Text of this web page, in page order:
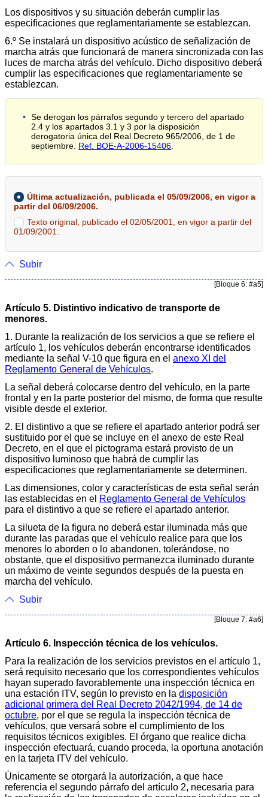
Los dispositivos y su situación deberán cumplir las
especificaciones que reglamentariamente se establezcan.
6.º Se instalará un dispositivo acústico de señalización de
marcha atrás que funcionará de manera sincronizada con las
luces de marcha atrás del vehículo. Dicho dispositivo deberá
cumplir las especificaciones que reglamentariamente se
establezcan.
Se derogan los párrafos segundo y tercero del apartado
2.4 y los apartados 3.1 y 3 por la disposición
derogatoria única del Real Decreto 965/2006, de 1 de
septiembre. Ref. BOE-A-2006-15406
Última actualización, publicada el 05/09/2006, en vigor a
partir del 06/09/2006.
Texto original, publicado el 02/05/2001, en vigor a partir del
01/09/2001.
Subir
[Bloque 6: #a5]
Artículo 5. Distintivo indicativo de transporte de
menores.
1. Durante la realización de los servicios a que se refiere el
artículo 1, los vehículos deberán encontrarse identificados
mediante la señal V-10 que figura en el anexo XI del
Reglamento General de Vehículos.
La señal deberá colocarse dentro del vehículo, en la parte
frontal y en la parte posterior del mismo, de forma que resulte
visible desde el exterior.
2. El distintivo a que se refiere el apartado anterior podrá ser
sustituido por el que se incluye en el anexo de este Real
Decreto, en el que el pictograma estará provisto de un
dispositivo luminoso que habrá de cumplir las
especificaciones que reglamentariamente se determinen.
Las dimensiones, color y características de esta señal serán
las establecidas en el Reglamento General de Vehículos
para el distintivo a que se refiere el apartado anterior.
La silueta de la figura no deberá estar iluminada más que
durante las paradas que el vehículo realice para que los
menores lo aborden o lo abandonen, tolerándose, no
obstante, que el dispositivo permanezca iluminado durante
un máximo de veinte segundos después de la puesta en
marcha del vehículo.
Subir
[Bloque 7: #a6]
Artículo 6. Inspección técnica de los vehículos.
Para la realización de los servicios previstos en el artículo 1,
será requisito necesario que los correspondientes vehículos
hayan superado favorablemente una inspección técnica en
una estación ITV, según lo previsto en la disposición
adicional primera del Real Decreto 2042/1994, de 14 de
octubre, por el que se regula la inspección técnica de
vehículos, que versará sobre el cumplimiento de los
requisitos técnicos exigibles. El órgano que realice dicha
inspección efectuará, cuando proceda, la oportuna anotación
en la tarjeta ITV del vehículo.
Únicamente se otorgará la autorización, a que hace
referencia el segundo párrafo del artículo 2, necesaria para